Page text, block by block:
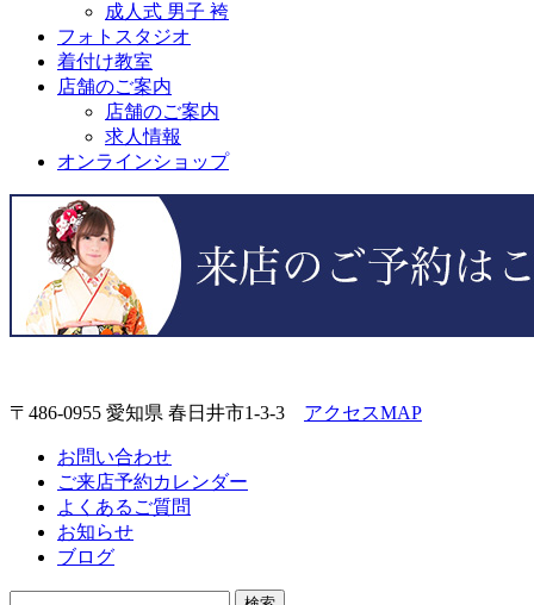
成人式 男子 袴
フォトスタジオ
着付け教室
店舗のご案内
店舗のご案内
求人情報
オンラインショップ
〒486-0955 愛知県 春日井市1-3-3 アクセスMAP
お問い合わせ
ご来店予約カレンダー
よくあるご質問
お知らせ
ブログ